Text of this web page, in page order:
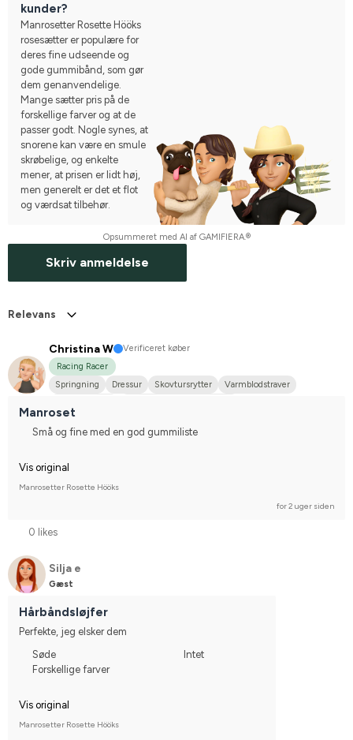
kunder?
Manrosetter Rosette Hööks
rosesætter er populære for
deres fine udseende og
gode gummibånd, som gør
dem genanvendelige.
Mange sætter pris på de
forskellige farver og at de
passer godt. Nogle synes, at
snorene kan være en smule
skrøbelige, og enkelte
mener, at prisen er lidt høj,
men generelt er det et flot
og værdsat tilbehør.
Opsummeret med AI af GAMIFIERA.®
Skriv anmeldelse
Relevans
Christina W
Verificeret køber
Racing Racer
Springning
Dressur Skovtursrytter
Varmblodstraver
Manroset
Små og fine med en god gummiliste
Vis original
Manrosetter Rosette Hööks
for 2 uger siden
0 likes
Silja e
Gæst
Hårbåndsløjfer
Perfekte, jeg elsker dem
Søde
Forskellige farver
Intet
Vis original
Manrosetter Rosette Hööks